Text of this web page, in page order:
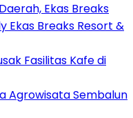
Ekas Breaks
Ekas Breaks Resort &
Fasilitas Kafe di
Agrowisata Sembalun